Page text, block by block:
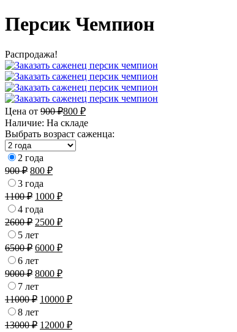
Персик Чемпион
Распродажа!
Цена от 900₽800 ₽
Наличие: На складе
Выбрать возраст саженца:
2 года
900₽ 800 ₽
3 года
1100₽ 1000 ₽
4 года
2600₽ 2500 ₽
5 лет
6500₽ 6000 ₽
6 лет
9000₽ 8000 ₽
7 лет
11000₽ 10000 ₽
8 лет
13000₽ 12000 ₽